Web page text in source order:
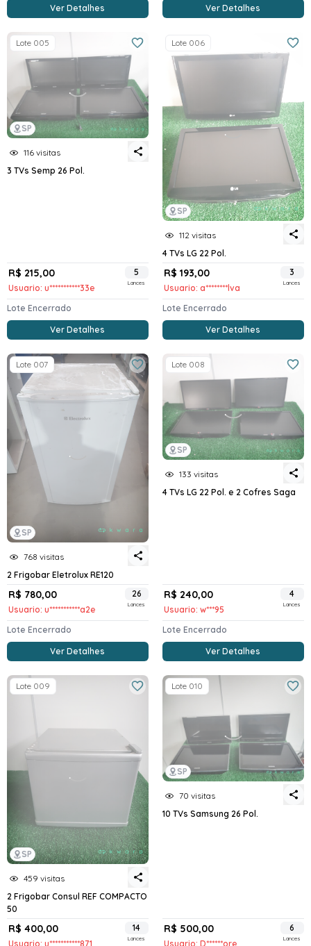
Ver Detalhes Ver Detalhes
SP
Lote 005
116 visitas
3 TVs Semp 26 Pol.
R$ 215,00
Usuario: u***********33e
5
Lances
Lote Encerrado
Ver Detalhes
SP
Lote 006
112 visitas
4 TVs LG 22 Pol.
R$ 193,00
Usuario: a********lva
3
Lances
Lote Encerrado
Ver Detalhes
SP
Lote 007
768 visitas
2 Frigobar Eletrolux RE120
R$ 780,00
Usuario: u***********a2e
26
Lances
Lote Encerrado
Ver Detalhes
SP
Lote 008
133 visitas
4 TVs LG 22 Pol. e 2 Cofres Saga
R$ 240,00
Usuario: w***95
4
Lances
Lote Encerrado
Ver Detalhes
SP
Lote 009
459 visitas
2 Frigobar Consul REF COMPACTO
50
R$ 400,00
Usuario: u***********871
14
Lances
SP
Lote 010
70 visitas
10 TVs Samsung 26 Pol.
R$ 500,00
Usuario: D******ore
6
Lances